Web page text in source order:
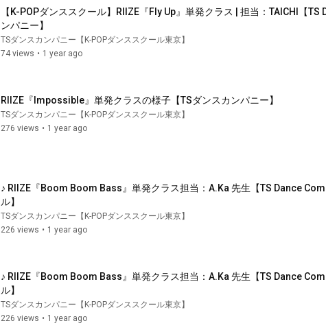
【K-POPダンススクール】RIIZE『Fly Up』単発クラス | 担当：TAICHI【
ンパニー】
TSダンスカンパニー【K-POPダンススクール東京】
74 views • 1 year ago
RIIZE『Impossible』単発クラスの様子【TSダンスカンパニー】
TSダンスカンパニー【K-POPダンススクール東京】
276 views • 1 year ago
♪ RIIZE『Boom Boom Bass』単発クラス担当：A.Ka 先生【TS Dance
ル】
TSダンスカンパニー【K-POPダンススクール東京】
226 views • 1 year ago
♪ RIIZE『Boom Boom Bass』単発クラス担当：A.Ka 先生【TS Dance
ル】
TSダンスカンパニー【K-POPダンススクール東京】
226 views • 1 year ago